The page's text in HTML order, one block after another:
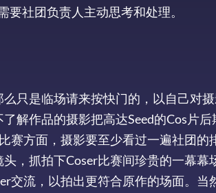
社团负责人主动思考和处理。
只是临场请来按快门的，以自己对
解作品的摄影把高达Seed的Cos片后
赛方面，摄影要至少看过一遍社团的
，抓拍下Coser比赛间珍贵的一幕幕
交流，以拍出更符合原作的场面。当